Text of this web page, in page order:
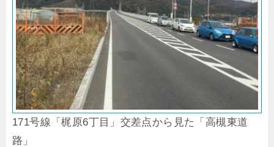
171号線「梶原6丁目」交差点から見た「高槻東道
路」